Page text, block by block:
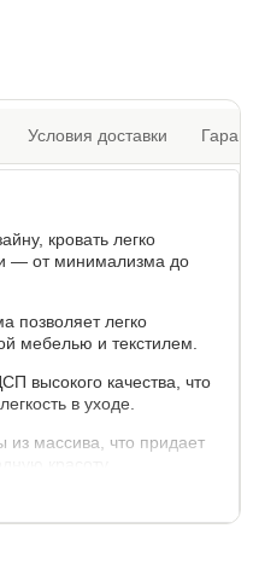
Условия доставки
кровать легко
— от минимализма до
позволяет легко
мебелью и текстилем.
высокого качества, что
в уходе.
из массива, что придает